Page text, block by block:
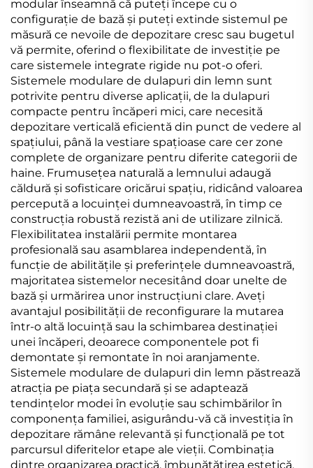
modular înseamnă că puteți începe cu o
configurație de bază și puteți extinde sistemul pe
măsură ce nevoile de depozitare cresc sau bugetul
vă permite, oferind o flexibilitate de investiție pe
care sistemele integrate rigide nu pot-o oferi.
Sistemele modulare de dulapuri din lemn sunt
potrivite pentru diverse aplicații, de la dulapuri
compacte pentru încăperi mici, care necesită
depozitare verticală eficientă din punct de vedere al
spațiului, până la vestiare spațioase care cer zone
complete de organizare pentru diferite categorii de
haine. Frumusețea naturală a lemnului adaugă
căldură și sofisticare oricărui spațiu, ridicând valoarea
percepută a locuinței dumneavoastră, în timp ce
construcția robustă rezistă ani de utilizare zilnică.
Flexibilitatea instalării permite montarea
profesională sau asamblarea independentă, în
funcție de abilitățile și preferințele dumneavoastră,
majoritatea sistemelor necesitând doar unelte de
bază și urmărirea unor instrucțiuni clare. Aveți
avantajul posibilității de reconfigurare la mutarea
într-o altă locuință sau la schimbarea destinației
unei încăperi, deoarece componentele pot fi
demontate și remontate în noi aranjamente.
Sistemele modulare de dulapuri din lemn păstrează
atracția pe piața secundară și se adaptează
tendințelor modei în evoluție sau schimbărilor în
componența familiei, asigurându-vă că investiția în
depozitare rămâne relevantă și funcțională pe tot
parcursul diferitelor etape ale vieții. Combinația
dintre organizarea practică, îmbunătățirea estetică,